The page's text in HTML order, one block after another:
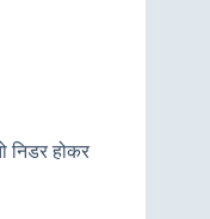
निडर होकर